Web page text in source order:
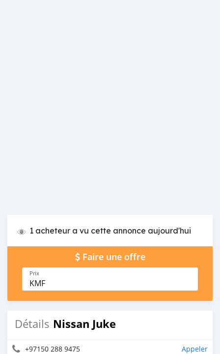
1 acheteur a vu cette annonce aujourd'hui
Faire une offre
Prix
KMF
Détails Nissan Juke
+97150 288 9475 Appeler